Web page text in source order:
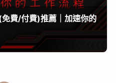
費/付費)推薦｜加速你的